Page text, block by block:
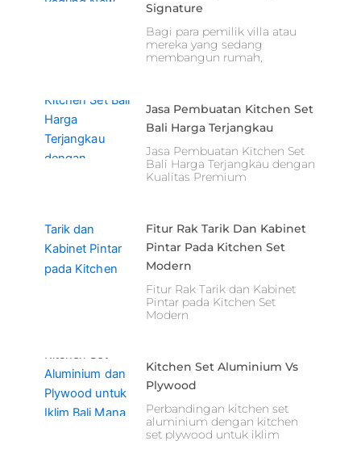
Signature
Bagi para pemilik villa atau
mereka yang sedang
membangun rumah,
Jasa Pembuatan Kitchen Set
Bali Harga Terjangkau
Jasa Pembuatan Kitchen Set
Bali Harga Terjangkau dengan
Kualitas Premium
Fitur Rak Tarik Dan Kabinet
Pintar Pada Kitchen Set
Modern
Fitur Rak Tarik dan Kabinet
Pintar pada Kitchen Set
Modern
Kitchen Set Aluminium Vs
Plywood
Perbandingan kitchen set
aluminium dengan kitchen
set plywood untuk iklim